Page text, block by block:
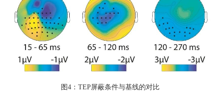
图4：TEP屏蔽条件与基线的对比